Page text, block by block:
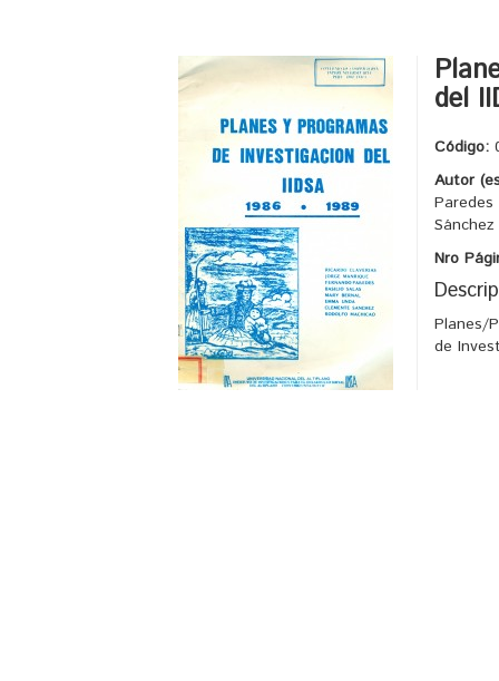
del
Código:
Autor
Nro
Planes/
de